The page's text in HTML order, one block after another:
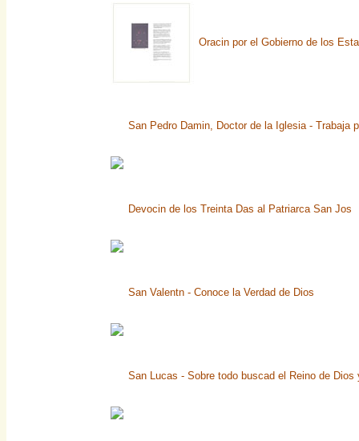
Oracin por el Gobierno de los
San Pedro Damin, Doctor de la Iglesia - Trabaja
Devocin de los Treinta Das al Patriarca San Jos
San Valentn - Conoce la Verdad de Dios
San Lucas - Sobre todo buscad el Reino de